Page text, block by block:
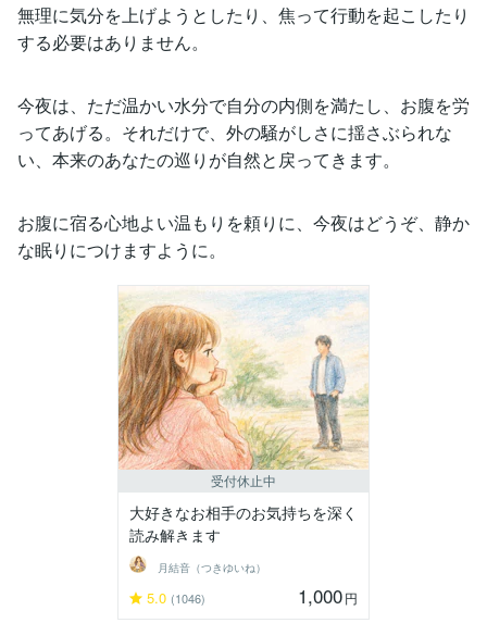
無理に気分を上げようとしたり、焦って行動を起こしたり
する必要はありません。
今夜は、ただ温かい水分で自分の内側を満たし、お腹を労
ってあげる。それだけで、外の騒がしさに揺さぶられな
い、本来のあなたの巡りが自然と戻ってきます。
お腹に宿る心地よい温もりを頼りに、今夜はどうぞ、静か
な眠りにつけますように。
受付休止中
大好きなお相手のお気持ちを深く
読み解きます
月結音（つきゆいね）
5.0 (1046) 1,000円